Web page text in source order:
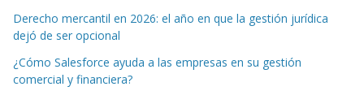
Derecho mercantil en 2026: el año en que la gestión jurídica
dejó de ser opcional
¿Cómo Salesforce ayuda a las empresas en su gestión
comercial y financiera?